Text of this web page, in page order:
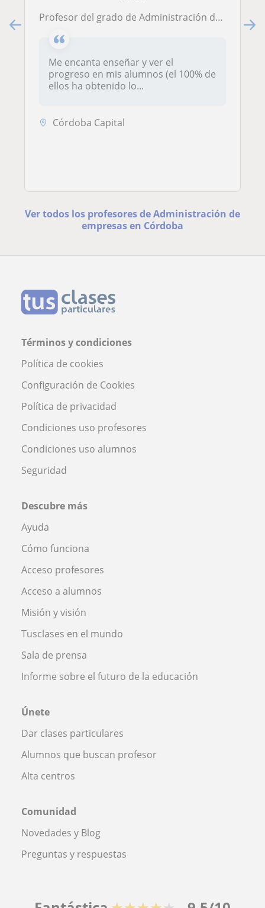
Profesor del grado de Administración de empresas y Matemáticas apto para dar clases a todas las edades y niveles
Me encanta enseñar y ver el
progreso en mis alumnos (el 100% de
ellos ha obtenido lo...
Córdoba Capital
Ver todos los profesores de Administración de
empresas en Córdoba
Términos y condiciones
Política de cookies
Configuración de Cookies
Política de privacidad
Condiciones uso profesores
Condiciones uso alumnos
Seguridad
Descubre más
Ayuda
Cómo funciona
Acceso profesores
Acceso a alumnos
Misión y visión
Tusclases en el mundo
Sala de prensa
Informe sobre el futuro de la educación
Únete
Dar clases particulares
Alumnos que buscan profesor
Alta centros
Comunidad
Novedades y Blog
Preguntas y respuestas